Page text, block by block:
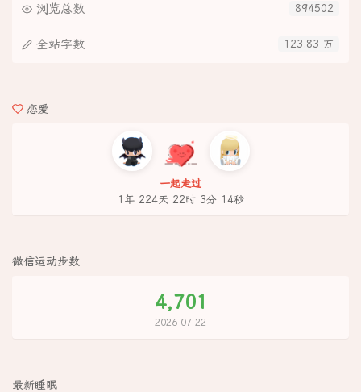
894502
浏览总数
123.83 万
全站字数
恋爱
一起走过
1年 224天 22时 3分 14秒
微信运动步数
4,701
2026-07-22
最新睡眠